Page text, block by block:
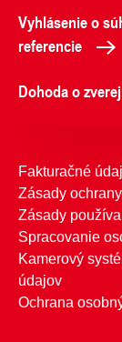
Vyhlásenie o
referencie
Dohoda o
Fakturačné
Zásady
Zásady
Spracovanie
Kamerový
údajov
Ochrana